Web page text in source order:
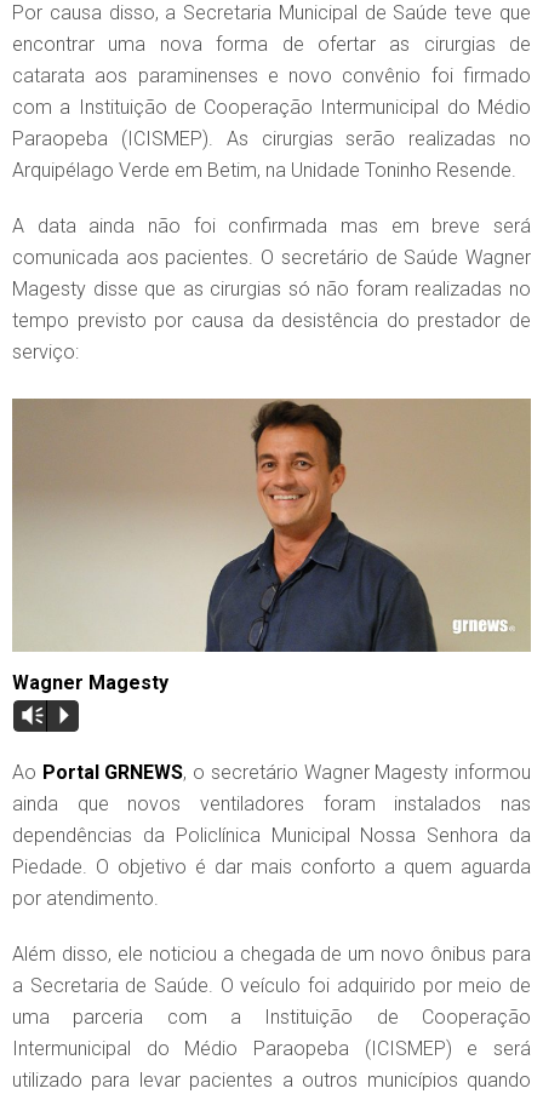
Por causa disso, a Secretaria Municipal de Saúde teve que
encontrar uma nova forma de ofertar as cirurgias de
catarata aos paraminenses e novo convênio foi firmado
com a Instituição de Cooperação Intermunicipal do Médio
Paraopeba (ICISMEP). As cirurgias serão realizadas no
Arquipélago Verde em Betim, na Unidade Toninho Resende.
A data ainda não foi confirmada mas em breve será
comunicada aos pacientes. O secretário de Saúde Wagner
Magesty disse que as cirurgias só não foram realizadas no
tempo previsto por causa da desistência do prestador de
serviço:
Wagner Magesty
Vm P
Ao Portal GRNEWS, o secretário Wagner Magesty informou
ainda que novos ventiladores foram instalados nas
dependências da Policlínica Municipal Nossa Senhora da
Piedade. O objetivo é dar mais conforto a quem aguarda
por atendimento.
Além disso, ele noticiou a chegada de um novo ônibus para
a Secretaria de Saúde. O veículo foi adquirido por meio de
uma parceria com a Instituição de Cooperação
Intermunicipal do Médio Paraopeba (ICISMEP) e será
utilizado para levar pacientes a outros municípios quando